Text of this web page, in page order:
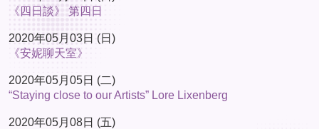
《四日談》 第四日
2020年05月03日 (日)
《安妮聊天室》
2020年05月05日 (二)
“Staying close to our Artists” Lore Lixenberg
2020年05月08日 (五)